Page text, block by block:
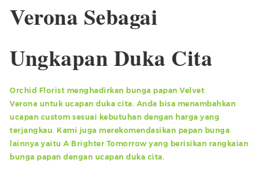
Verona Sebagai
Ungkapan Duka Cita
Orchid Florist menghadirkan bunga papan Velvet
Verona untuk ucapan duka cita. Anda bisa menambahkan
ucapan custom sesuai kebutuhan dengan harga yang
terjangkau. Kami juga merekomendasikan papan bunga
lainnya yaitu A Brighter Tomorrow yang berisikan rangkaian
bunga papan dengan ucapan duka cita.